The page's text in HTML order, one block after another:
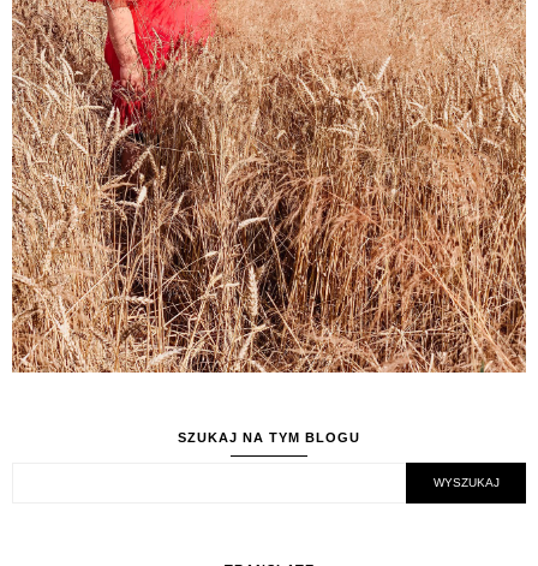
SZUKAJ NA TYM BLOGU